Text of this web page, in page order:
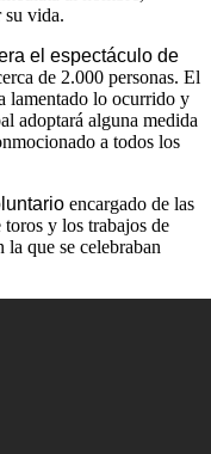
su vida.
el espectáculo de
de 2.000 personas. El
lamentado lo ocurrido y
adoptará alguna medida
a todos los
encargado de las
toros y los trabajos de
la que se celebraban